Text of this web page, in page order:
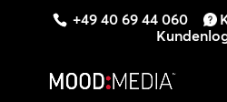
+49 40 69 44 060